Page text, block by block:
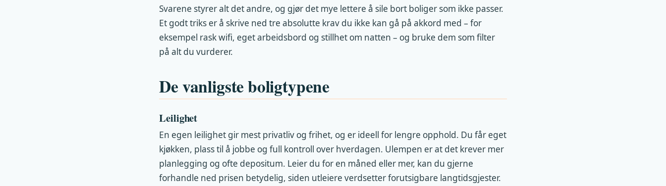
Svarene styrer alt det andre, og gjør det mye lettere å sile bort boliger som ikke passer.
Et godt triks er å skrive ned tre absolutte krav du ikke kan gå på akkord med – for
eksempel rask wifi, eget arbeidsbord og stillhet om natten – og bruke dem som filter
på alt du vurderer.
De vanligste boligtypene
Leilighet
En egen leilighet gir mest privatliv og frihet, og er ideell for lengre opphold. Du får eget
kjøkken, plass til å jobbe og full kontroll over hverdagen. Ulempen er at det krever mer
planlegging og ofte depositum. Leier du for en måned eller mer, kan du gjerne
forhandle ned prisen betydelig, siden utleiere verdsetter forutsigbare langtidsgjester.